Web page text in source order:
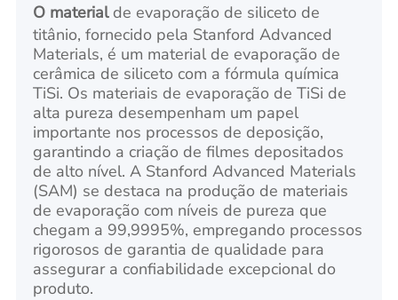
O materialde evaporação de siliceto de
titânio, fornecido pela Stanford Advanced
Materials, é um material de evaporação de
cerâmica de siliceto com a fórmula química
TiSi. Os materiais de evaporação de TiSi de
alta pureza desempenham um papel
importante nos processos de deposição,
garantindo a criação de filmes depositados
de alto nível. A Stanford Advanced Materials
(SAM) se destaca na produção de materiais
de evaporação com níveis de pureza que
chegam a 99,9995%, empregando processos
rigorosos de garantia de qualidade para
assegurar a confiabilidade excepcional do
produto.